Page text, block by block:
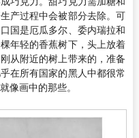
产过程中会被部分去除。可
国是厄瓜多尔、委内瑞拉和
年轻的香蕉树下，头上放着
从附近的树上带来的，准备
在所有国家的黑人中都很常
像画中的那些。